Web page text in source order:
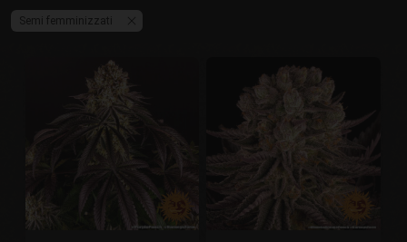
Semi femminizzati